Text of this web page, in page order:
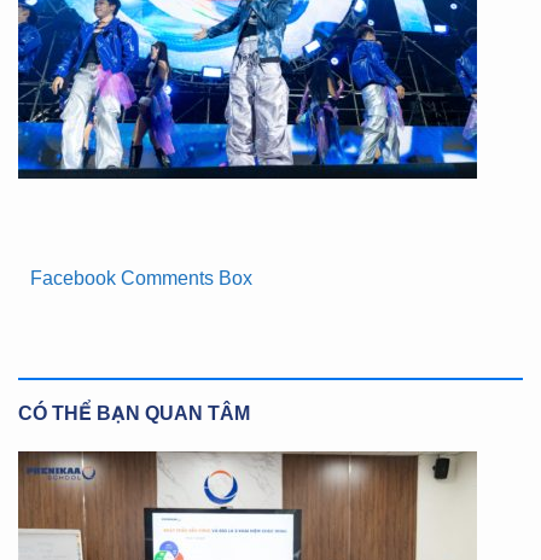
Facebook Comments Box
CÓ THỂ BẠN QUAN TÂM